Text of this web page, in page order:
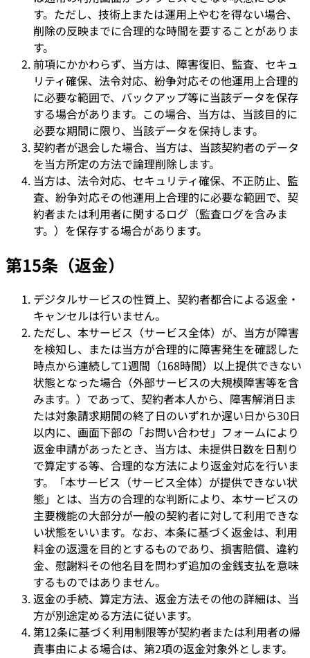
す。ただし、技術上または運用上やむを得ない場合、
削除の反映までに合理的な時間を要することがありま
す。
前項にかかわらず、当方は、障害復旧、監査、セキュ
リティ確保、法令対応、紛争対応その他運用上合理的
に必要な範囲で、バックアップ等に当該データを保存
する場合があります。この場合、当方は、当該目的に
必要な期間に限り、当該データを保持します。
契約者が退会した場合、当方は、当該契約者のデータ
を当方所定の方法で論理削除します。
当方は、法令対応、セキュリティ確保、不正防止、監
査、紛争対応その他運用上合理的に必要な範囲で、契
約者または利用者に関するログ（監査ログを含みま
す。）を保存する場合があります。
第15条（返金）
デジタルサービスの性質上、契約者都合による返金・
キャンセルは行いません。
ただし、本サービス（サービス全体）が、当方が障害
を検知し、または当方が合理的に障害発生を確認した
時点から連続して1週間（168時間）以上提供できない
状態となった場合（外部サービスの大規模障害等を含
みます。）であって、契約者本人から、障害解消日ま
たは対象請求期間の終了日のいずれか遅い日から30日
以内に、画面下部の「お問い合わせ」フォームにより
返金申請があったとき、当方は、未提供日数を日割り
で算定する等、合理的な方法により返金対応を行いま
す。「本サービス（サービス全体）が提供できない状
態」とは、当方の合理的な判断により、本サービスの
主要機能の大部分が一般の契約者に対して利用できな
い状態をいいます。なお、本条に基づく返金は、利用
料金の返還を目的とするものであり、損害賠償、違約
金、慰謝料その他名目を問わず追加の金銭支払を意味
するものではありません。
返金の手続、算定方法、返金方法その他の詳細は、当
方が別途定める方法に従います。
第12条に基づく利用制限等が契約者または利用者の帰
責事由による場合は、第2項の返金対象外とします。